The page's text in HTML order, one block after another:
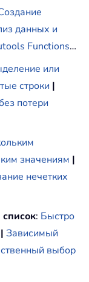
данных и
Functions…
или
строки |
потери
значениям |
нечетких
: Быстро
| Зависимый
выбор